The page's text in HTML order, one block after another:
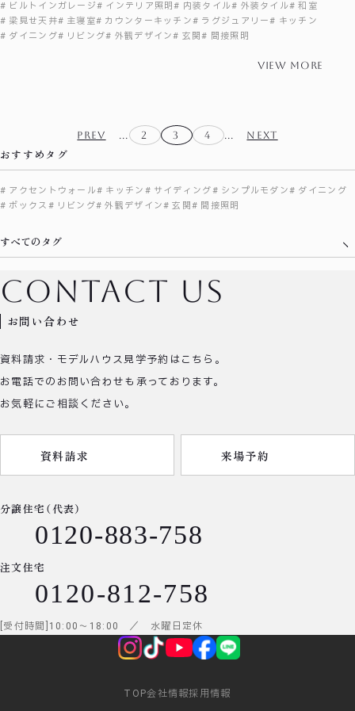
ビルトインガレージ インテリア照明 内装タイル 外装タイル
和室
梁見せ天井
主寝室 カウンターキッチン ラグジュアリー
キッチン
ダイニング
リビング 外観デザイン 玄関 間接照明
view more
PREV ... 2 3 4 ... NEXT
おすすめタグ
アクセントウォール キッチン サイディング シンプルモダン
ダイニング
ボックス
リビング 外観デザイン 玄関 間接照明
すべてのタグ
お問い合わせ
contact us
資料請求・モデルハウス見学予約はこちら。
お電話でのお問い合わせも承っております。
お気軽にご相談ください。
資料請求 来場予約
分譲住宅（代表）
0120-883-758
注文住宅
0120-812-758
受付時間 10:00 ～ 18:00 ／ 水曜日定休
TOP会社情報採用情報